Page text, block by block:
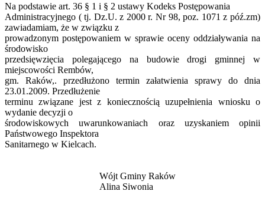
Na podstawie art. 36 § 1 i § 2 ustawy Kodeks Postępowania
Administracyjnego ( tj. Dz.U. z 2000 r. Nr 98, poz. 1071 z póź.zm)
zawiadamiam, że w związku z
prowadzonym postępowaniem w sprawie oceny oddziaływania na
środowisko
przedsięwzięcia polegającego na budowie drogi gminnej w
miejscowości Rembów,
gm. Raków,. przedłużono termin załatwienia sprawy do dnia
23.01.2009. Przedłużenie
terminu związane jest z koniecznością uzupełnienia wniosku o
wydanie decyzji o
środowiskowych uwarunkowaniach oraz uzyskaniem opinii
Państwowego Inspektora
Sanitarnego w Kielcach.
Wójt Gminy Raków
Alina Siwonia